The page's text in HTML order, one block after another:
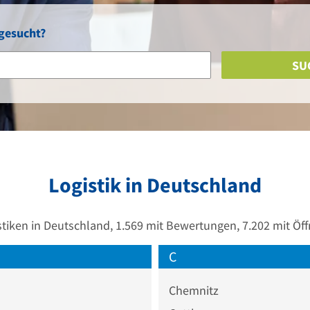
Logistik in Deutschland
in Deutschland, 1.569 mit Bewertungen, 7.202 mit
C
Chemnitz